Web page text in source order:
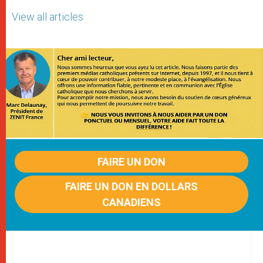
View all articles
FAIRE UN DON
FAIRE UN DON EN DOLLARS
CANADIENS